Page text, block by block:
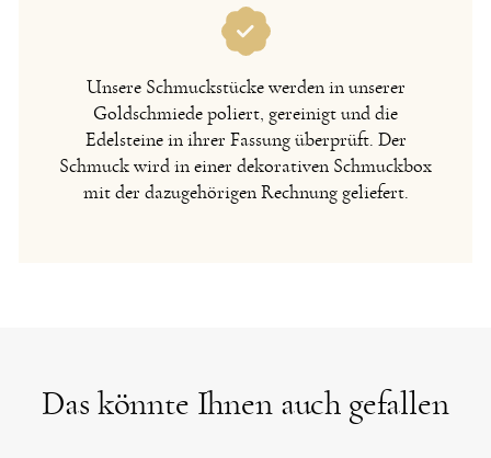
Unsere Schmuckstücke werden in unserer
Goldschmiede poliert, gereinigt und die
Edelsteine in ihrer Fassung überprüft. Der
Schmuck wird in einer dekorativen Schmuckbox
mit der dazugehörigen Rechnung geliefert.
Das könnte Ihnen auch gefallen